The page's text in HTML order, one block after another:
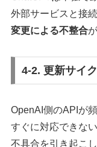
外部サービスと接
変更による不整合
4-2. 更新サイ
OpenAI側のAPIが
すぐに対応できな
不具合を引き起こし